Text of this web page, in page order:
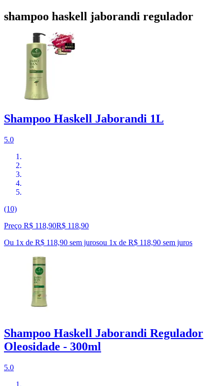
shampoo haskell jaborandi regulador
Shampoo Haskell Jaborandi 1L
5.0
(10)
Preço R$ 118,90R$ 118,90
Ou 1x de R$ 118,90 sem jurosou 1x de R$ 118,90 sem juros
Shampoo Haskell Jaborandi Regulador
Oleosidade - 300ml
5.0